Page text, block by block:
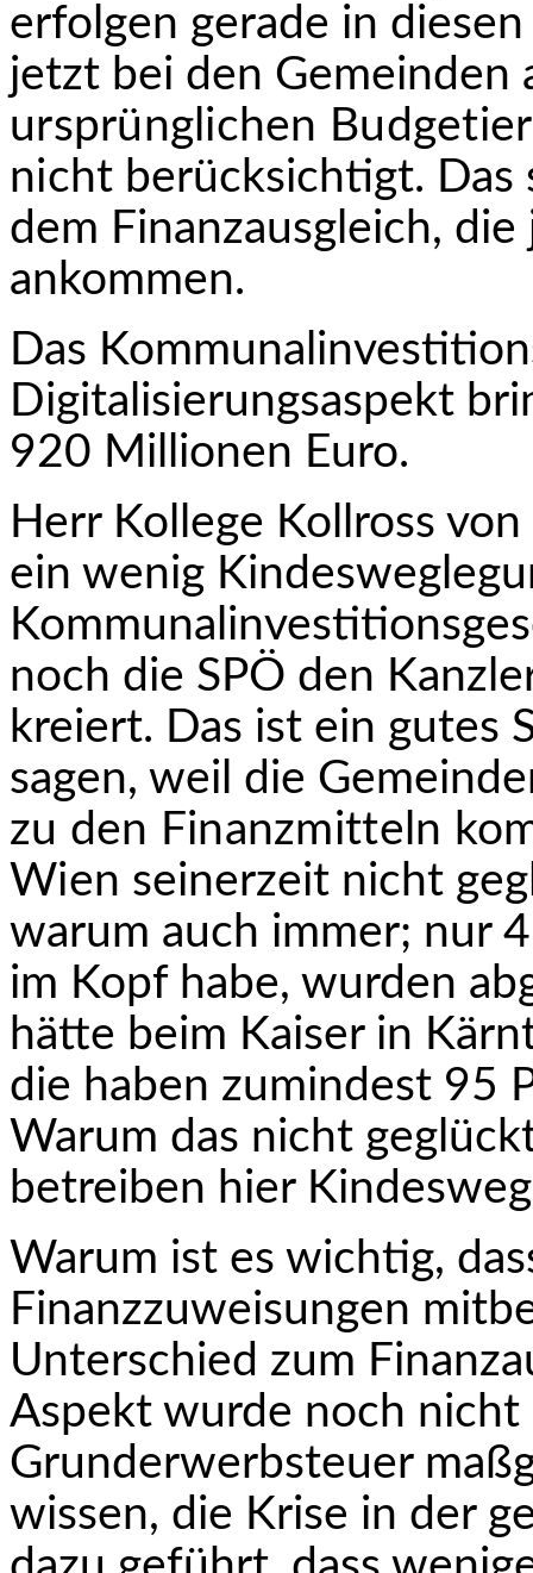
erfolgen gerade in
jetzt bei den Gemeinden
ursprünglichen
nicht berücksichtigt.
dem Finanzausgleich,
ankommen.
Das
Digitalisierungsaspekt
920 Millionen Euro.
Herr Kollege Kollross
ein wenig
noch die SPÖ den
kreiert. Das ist ein gutes
sagen, weil die
zu den Finanzmitteln
Wien seinerzeit nicht
warum auch immer; nur
im Kopf habe, wurden
hätte beim Kaiser in
die haben zumindest 95
Warum das nicht
betreiben hier
Warum ist es wichtig,
Finanzzuweisungen
Unterschied zum
Aspekt wurde noch nicht
Grunderwerbsteuer
wissen, die Krise in der